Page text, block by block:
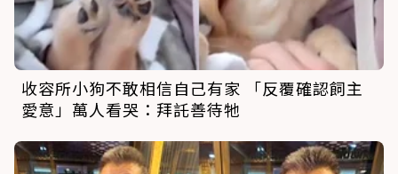
收容所小狗不敢相信自己有家 「反覆確認飼主
愛意」萬人看哭：拜託善待牠